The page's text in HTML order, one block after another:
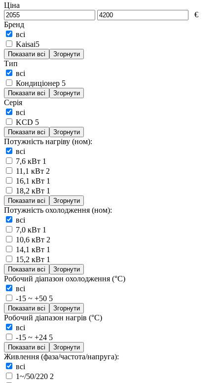
Ціна
€
Бренд
всі
Kaisai5
Показати всі Згорнути
Тип
всі
Кондиціонер 5
Показати всі Згорнути
Серія
всі
KCD 5
Показати всі Згорнути
Потужність нагріву (ном):
всі
7,6 кВт 1
11,1 кВт 2
16,1 кВт 1
18,2 кВт 1
Показати всі Згорнути
Потужність охолодження (ном):
всі
7,0 кВт 1
10,6 кВт 2
14,1 кВт 1
15,2 кВт 1
Показати всі Згорнути
Робочий діапазон охолодження (°C)
всі
-15 ~ +50 5
Показати всі Згорнути
Робочий діапазон нагрів (°C)
всі
-15 ~ +24 5
Показати всі Згорнути
Живлення (фаза/частота/напруга):
всі
1~/50/220 2